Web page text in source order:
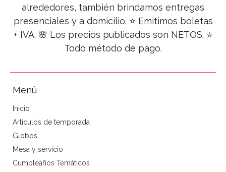
alrededores, también brindamos entregas
presenciales y a domicilio. ⭐ Emitimos boletas
+ IVA. 🌸 Los precios publicados son NETOS. ⭐
Todo método de pago.
Menú
Inicio
Artículos de temporada
Globos
Mesa y servicio
Cumpleaños Temáticos